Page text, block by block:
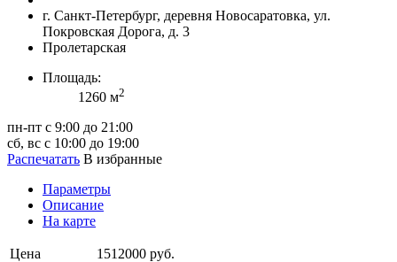
г. Санкт-Петербург, деревня Новосаратовка, ул.
Покровская Дорога, д. 3
Пролетарская
Площадь:
1260 м2
пн-пт с 9:00 до 21:00
сб, вс с 10:00 до 19:00
Распечатать В избранные
Параметры
Описание
На карте
Цена
1512000 руб.